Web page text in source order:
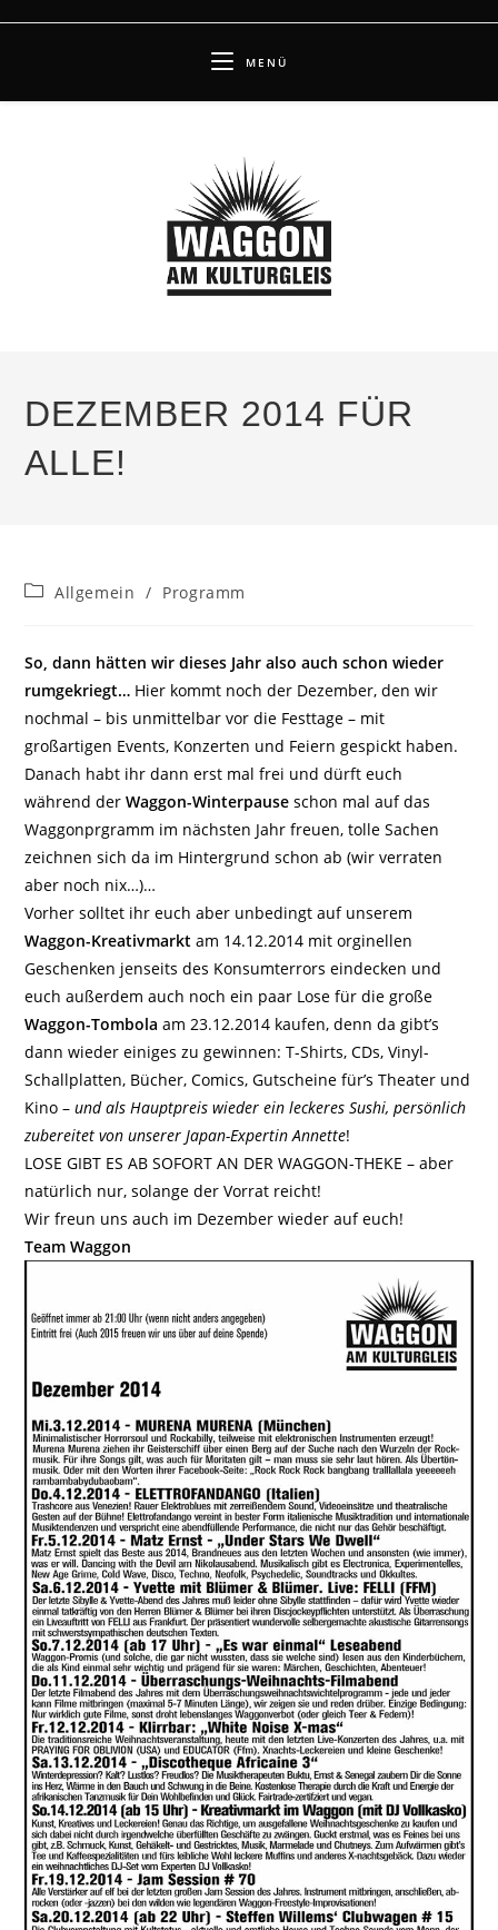
MENÜ
DEZEMBER 2014 FÜR
ALLE!
Beitrags-
Allgemein / Programm
So, dann hätten wir dieses Jahr also auch schon wieder
rumgekriegt… Hier kommt noch der Dezember, den wir
nochmal – bis unmittelbar vor die Festtage – mit
großartigen Events, Konzerten und Feiern gespickt haben.
Danach habt ihr dann erst mal frei und dürft euch
während derWaggon-Winterpauseschon mal auf das
Waggonprgramm im nächsten Jahr freuen, tolle Sachen
zeichnen sich da im Hintergrund schon ab (wir verraten
aber noch nix…)…
Vorher solltet ihr euch aber unbedingt auf unserem
Waggon-Kreativmarktam 14.12.2014 mit orginellen
Geschenken jenseits des Konsumterrors eindecken und
euch außerdem auch noch ein paar Lose für die große
Waggon-Tombolaam 23.12.2014 kaufen, denn da gibt’s
dann wieder einiges zu gewinnen: T-Shirts, CDs, Vinyl-
Schallplatten, Bücher, Comics, Gutscheine für’s Theater und
Kino –und als Hauptpreis wieder ein leckeres Sushi, persönlich
zubereitet von unserer Japan-Expertin Annette!
LOSE GIBT ES AB SOFORT AN DER WAGGON-THEKE – aber
natürlich nur, solange der Vorrat reicht!
Wir freun uns auch im Dezember wieder auf euch!
Team Waggon